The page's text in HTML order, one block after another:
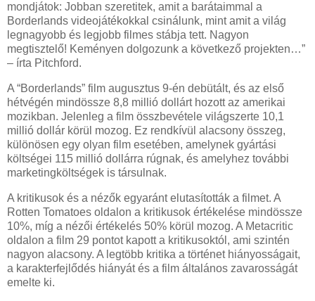
mondjátok: Jobban szeretitek, amit a barátaimmal a
Borderlands videojátékokkal csinálunk, mint amit a világ
legnagyobb és legjobb filmes stábja tett. Nagyon
megtisztelő! Keményen dolgozunk a következő projekten…”
– írta Pitchford.
A “Borderlands” film augusztus 9-én debütált, és az első
hétvégén mindössze 8,8 millió dollárt hozott az amerikai
mozikban. Jelenleg a film összbevétele világszerte 10,1
millió dollár körül mozog. Ez rendkívül alacsony összeg,
különösen egy olyan film esetében, amelynek gyártási
költségei 115 millió dollárra rúgnak, és amelyhez további
marketingköltségek is társulnak.
A kritikusok és a nézők egyaránt elutasították a filmet. A
Rotten Tomatoes oldalon a kritikusok értékelése mindössze
10%, míg a nézői értékelés 50% körül mozog. A Metacritic
oldalon a film 29 pontot kapott a kritikusoktól, ami szintén
nagyon alacsony. A legtöbb kritika a történet hiányosságait,
a karakterfejlődés hiányát és a film általános zavarosságát
emelte ki.